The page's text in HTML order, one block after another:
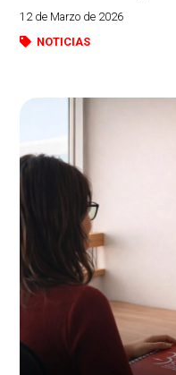
12 de Marzo de 2026
NOTICIAS